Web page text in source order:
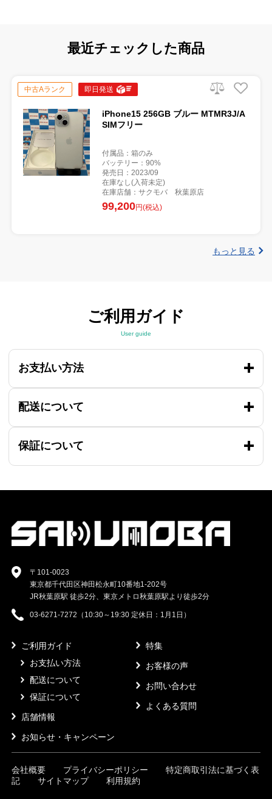
最近チェックした商品
中古Aランク 即日発送
iPhone15 256GB ブルー MTMR3J/A
SIMフリー
付属品：箱のみ
バッテリー：90%
発売日：2023/09
在庫なし(入荷未定)
在庫店舗：サクモバ 秋葉原店
99,200円(税込)
もっと見る
ご利用ガイド
User guide
お支払い方法
配送について
保証について
〒101-0023
東京都千代田区神田松永町10番地1-202号
JR秋葉原駅 徒歩2分、東京メトロ秋葉原駅より徒歩2分
03-6271-7272（10:30～19:30 定休日：1月1日）
ご利用ガイド
お支払い方法
配送について
保証について
店舗情報
お知らせ・キャンペーン
特集
お客様の声
お問い合わせ
よくある質問
会社概要 プライバシーポリシー
特定商取引法に基づく表
記
サイトマップ 利用規約